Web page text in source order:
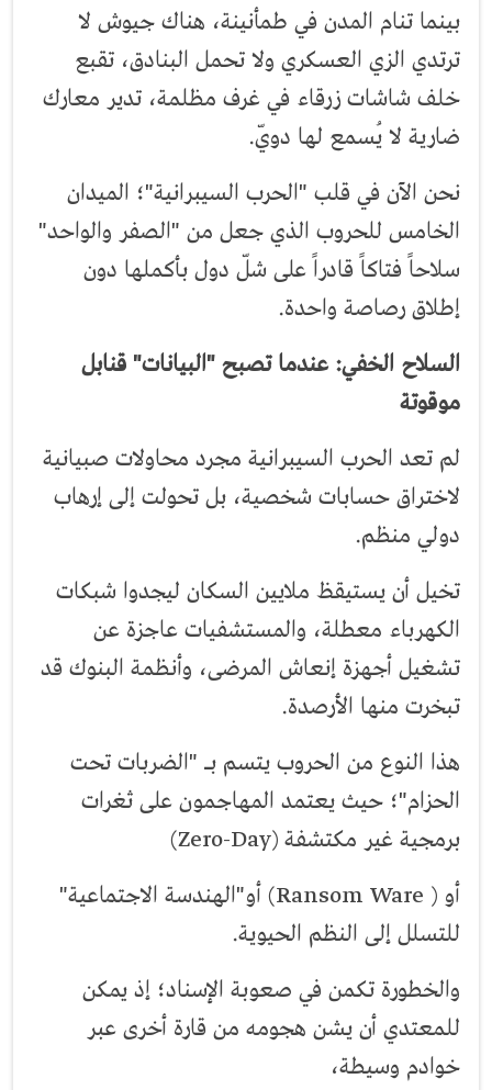
بينما تنام المدن في طمأنينة، هناك جيوش لا
ترتدي الزي العسكري ولا تحمل البنادق، تقبع
خلف شاشات زرقاء في غرف مظلمة، تدير معارك
ضارية لا يُسمع لها دويّ.
نحن الآن في قلب "الحرب السيبرانية"؛ الميدان
الخامس للحروب الذي جعل من "الصفر والواحد"
سلاحاً فتاكاً قادراً على شلّ دول بأكملها دون
إطلاق رصاصة واحدة.
السلاح الخفي: عندما تصبح "البيانات"قنابل
موقوتة
لم تعد الحرب السيبرانية مجرد محاولات صبيانية
لاختراق حسابات شخصية، بل تحولت إلى إرهاب
دولي منظم.
تخيل أن يستيقظ ملايين السكان ليجدوا شبكات
الكهرباء معطلة، والمستشفيات عاجزة عن
تشغيل أجهزة إنعاش المرضى، وأنظمة البنوك قد
تبخرت منها الأرصدة.
هذا النوع من الحروب يتسم بـ "الضربات تحت
الحزام"؛ حيث يعتمد المهاجمون على ثغرات
برمجية غير مكتشفة (Zero-Day)
أو ( Ransom Ware) أو"الهندسة الاجتماعية"
للتسلل إلى النظم الحيوية.
والخطورة تكمن في صعوبة الإسناد؛ إذ يمكن
للمعتدي أن يشن هجومه من قارة أخرى عبر
خوادم وسيطة،